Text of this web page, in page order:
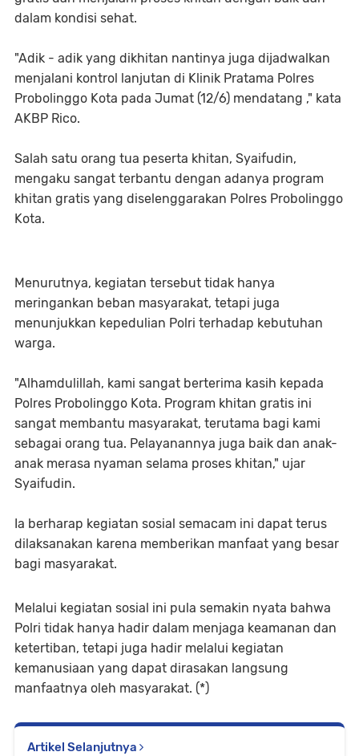
dalam kondisi sehat.
"Adik - adik yang dikhitan nantinya juga dijadwalkan
menjalani kontrol lanjutan di Klinik Pratama Polres
Probolinggo Kota pada Jumat (12/6) mendatang ," kata
AKBP Rico.
Salah satu orang tua peserta khitan, Syaifudin,
mengaku sangat terbantu dengan adanya program
khitan gratis yang diselenggarakan Polres Probolinggo
Kota.
Menurutnya, kegiatan tersebut tidak hanya
meringankan beban masyarakat, tetapi juga
menunjukkan kepedulian Polri terhadap kebutuhan
warga.
"Alhamdulillah, kami sangat berterima kasih kepada
Polres Probolinggo Kota. Program khitan gratis ini
sangat membantu masyarakat, terutama bagi kami
sebagai orang tua. Pelayanannya juga baik dan anak-
anak merasa nyaman selama proses khitan," ujar
Syaifudin.
Ia berharap kegiatan sosial semacam ini dapat terus
dilaksanakan karena memberikan manfaat yang besar
bagi masyarakat.
Melalui kegiatan sosial ini pula semakin nyata bahwa
Polri tidak hanya hadir dalam menjaga keamanan dan
ketertiban, tetapi juga hadir melalui kegiatan
kemanusiaan yang dapat dirasakan langsung
manfaatnya oleh masyarakat. (*)
Artikel Selanjutnya